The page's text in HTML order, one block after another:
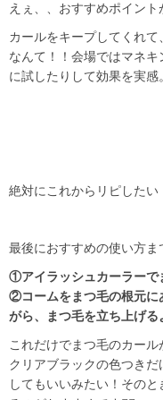
えぇ、、おすすめポイント
カールをキープしてくれ
なんて！！会場ではマネ
に試したりして効果を実感。
絶対にこれからリピしたい
最後におすすめの使い方ま
①アイラッシュカーラーで
②コームをまつ毛の根元に
がら、まつ毛を立ち上げる
これだけでまつ毛のカー
クリアブラックの色つき
してもいいみたい！その